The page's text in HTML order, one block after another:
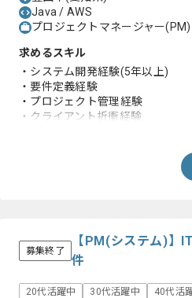
Java / AWS
プロジェクトマネージャー(PM)
求めるスキル
・システム開発経験(5年以上)
・要件定義経験
・プロジェクト管理経験
・クライアント折衝経験
募集終了
【PM(システム)】
件
20代活躍中 30代活躍中 40代活